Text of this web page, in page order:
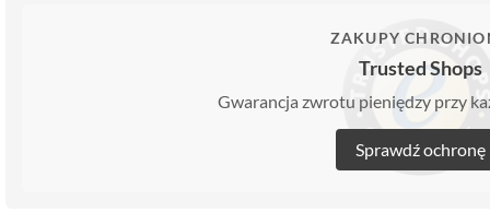
ZAKUPY
Trusted Shops
Gwarancja zwrotu pieniędzy przy
Sprawdź ochronę